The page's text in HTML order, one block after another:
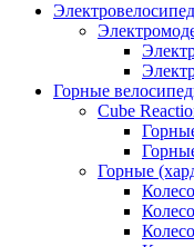
Горные
Cube
Горные